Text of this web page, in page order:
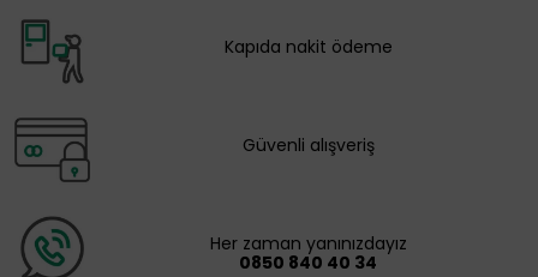
Kapıda nakit ödeme
Güvenli alışveriş
Her zaman yanınızdayız
0850 840 40 34